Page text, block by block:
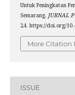
Untuk Peningkatan
Semarang. JURNAL
24. https://doi.org/
More Citation
ISSUE